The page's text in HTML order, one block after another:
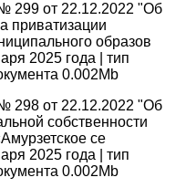
299 от 22.12.2022 "Об
приватизации
образов
2025 года | тип
0.002Mb
298 от 22.12.2022 "Об
собственности
се
2025 года | тип
0.002Mb